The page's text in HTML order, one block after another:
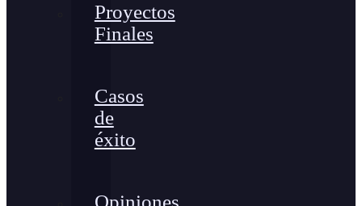
Proyectos
Finales
Casos
de
éxito
Opiniones